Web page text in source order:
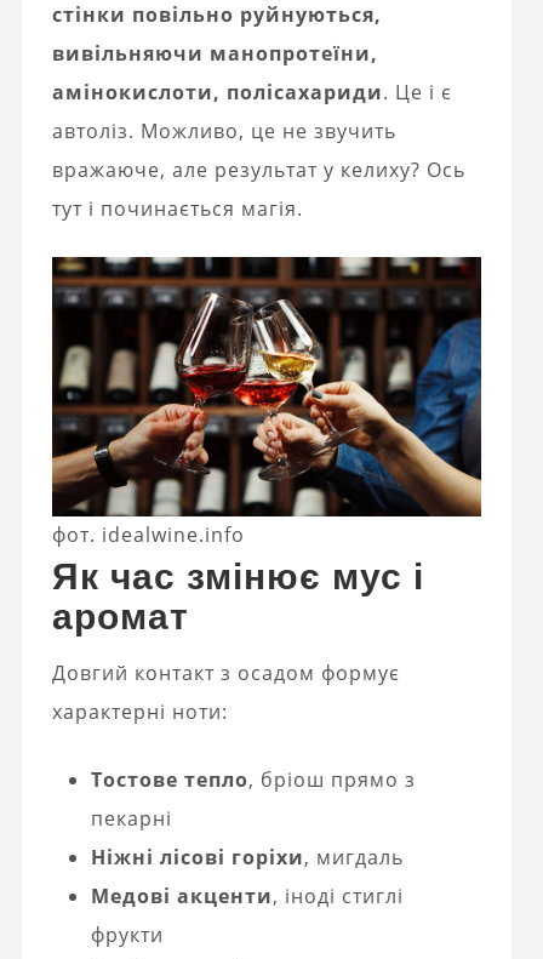
стінки повільно руйнуються,
вивільняючи манопротеїни,
амінокислоти, полісахариди. Це і є
автоліз. Можливо, це не звучить
вражаюче, але результат у келиху? Ось
тут і починається магія.
фот. idealwine.info
Як час змінює мус і
аромат
Довгий контакт з осадом формує
характерні ноти:
Тостове тепло, бріош прямо з
пекарні
Ніжні лісові горіхи, мигдаль
Медові акценти, іноді стиглі
фрукти